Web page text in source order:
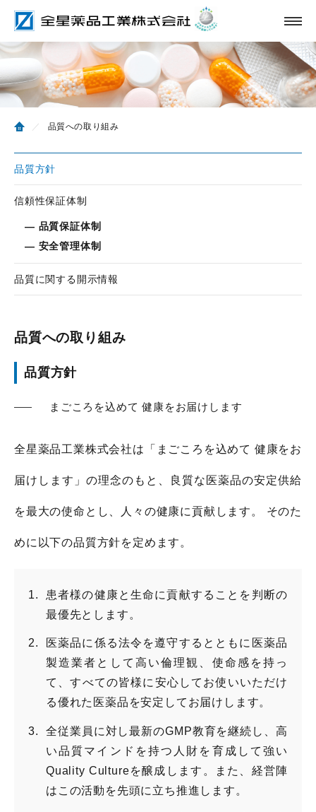
／ 品質への取り組み
品質方針
信頼性保証体制
― 品質保証体制
― 安全管理体制
品質に関する開示情報
品質への取り組み
品質方針
まごころを込めて 健康をお届けします
全星薬品工業株式会社は「まごころを込めて 健康をお
届けします」の理念のもと、良質な医薬品の安定供給
を最大の使命とし、人々の健康に貢献します。 そのた
めに以下の品質方針を定めます。
患者様の健康と生命に貢献することを判断の
最優先とします。
医薬品に係る法令を遵守するとともに医薬品
製造業者として高い倫理観、使命感を持っ
て、すべての皆様に安心してお使いいただけ
る優れた医薬品を安定してお届けします。
全従業員に対し最新のGMP教育を継続し、高
い品質マインドを持つ人財を育成して強い
Quality Cultureを醸成します。また、経営陣
はこの活動を先頭に立ち推進します。